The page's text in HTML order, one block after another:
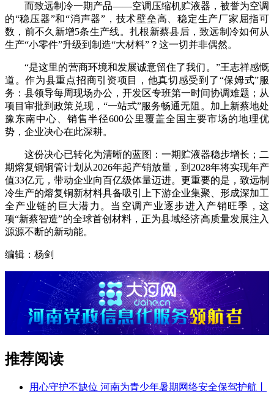
而致远制冷一期产品——空调压缩机贮液器，被誉为空调
的“稳压器”和“消声器”，技术壁垒高、稳定生产厂家屈指可
数，前不久新增5条生产线。扎根新蔡县后，致远制冷如何从
生产“小零件”升级到制造“大材料”？这一切并非偶然。
“是这里的营商环境和发展诚意留住了我们。”王志祥感慨
道。作为县重点招商引资项目，他真切感受到了“保姆式”服
务：县领导每周现场办公，开发区专班第一时间协调难题；从
项目审批到政策兑现，“一站式”服务畅通无阻。加上新蔡地处
豫东南中心、销售半径600公里覆盖全国主要市场的地理优
势，企业决心在此深耕。
这份决心已转化为清晰的蓝图：一期贮液器稳步增长；二
期熔复铜铜管计划从2026年起产销放量，到2028年将实现年产
值33亿元，带动企业向百亿级体量迈进。更重要的是，致远制
冷生产的熔复铜新材料具备吸引上下游企业集聚、形成深加工
全产业链的巨大潜力。当空调产业逐步进入产销旺季，这
项“新蔡智造”的全球首创材料，正为县域经济高质量发展注入
源源不断的新动能。
编辑：杨剑
推荐阅读
用心守护不缺位 河南为青少年暑期网络安全保驾护航丨